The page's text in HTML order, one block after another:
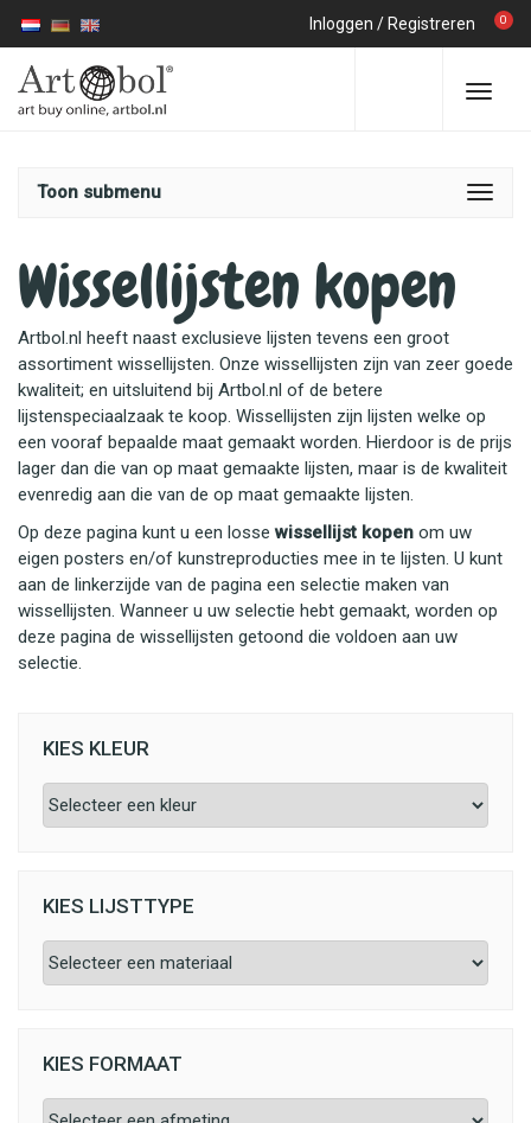
Inloggen / Registreren 0
Toon submenu
Wissellijsten kopen
Artbol.nl heeft naast exclusieve lijsten tevens een groot
assortiment wissellijsten. Onze wissellijsten zijn van zeer goede
kwaliteit; en uitsluitend bij Artbol.nl of de betere
lijstenspeciaalzaak te koop. Wissellijsten zijn lijsten welke op
een vooraf bepaalde maat gemaakt worden. Hierdoor is de prijs
lager dan die van op maat gemaakte lijsten, maar is de kwaliteit
evenredig aan die van de op maat gemaakte lijsten.
Op deze pagina kunt u een lossewissellijst kopen om uw
eigen posters en/of kunstreproducties mee in te lijsten. U kunt
aan de linkerzijde van de pagina een selectie maken van
wissellijsten. Wanneer u uw selectie hebt gemaakt, worden op
deze pagina de wissellijsten getoond die voldoen aan uw
selectie.
KIES KLEUR
KIES LIJSTTYPE
KIES FORMAAT